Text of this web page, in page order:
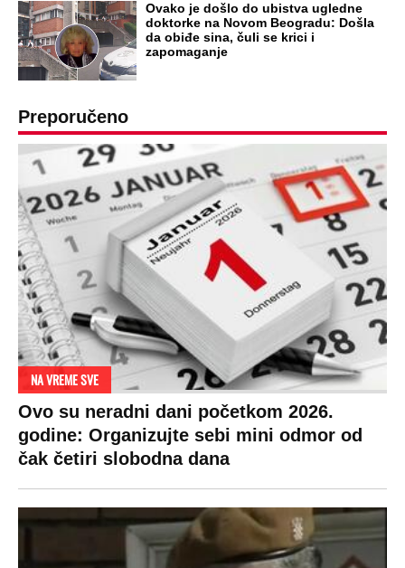
Ovako je došlo do ubistva ugledne
doktorke na Novom Beogradu: Došla
da obiđe sina, čuli se krici i
zapomaganje
Preporučeno
NA VREME SVE
Ovo su neradni dani početkom 2026.
godine: Organizujte sebi mini odmor od
čak četiri slobodna dana